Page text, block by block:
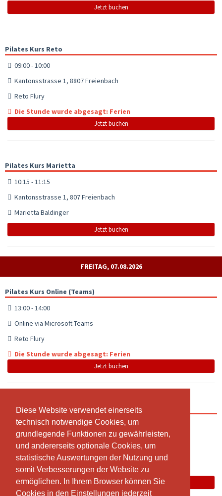
Diese Website verwendet einerseits
technisch notwendige Cookies, um
grundlegende Funktionen zu gewährleisten,
und andererseits optionale Cookies, um
statistische Auswertungen der Nutzung und
somit Verbesserungen der Website zu
ermöglichen. In Ihrem Browser können Sie
Cookies in den Einstellungen jederzeit
Diese Website verwendet einerseits
technisch notwendige Cookies, um
grundlegende Funktionen zu gewährleisten,
und andererseits optionale Cookies, um
statistische Auswertungen der Nutzung und
somit Verbesserungen der Website zu
ermöglichen. In Ihrem Browser können Sie
Cookies in den Einstellungen jederzeit
Jetzt buchen
Pilates Kurs Reto
09:00 - 10:00
Kantonsstrasse 1, 8807 Freienbach
Reto Flury
Die Stunde wurde abgesagt: Ferien
Jetzt buchen
Pilates Kurs Marietta
10:15 - 11:15
Kantonsstrasse 1, 807 Freienbach
Marietta Baldinger
Jetzt buchen
FREITAG, 07.08.2026
Pilates Kurs Online (Teams)
13:00 - 14:00
Online via Microsoft Teams
Reto Flury
Die Stunde wurde abgesagt: Ferien
Jetzt buchen
Pilates Kurs Reto
13:00 - 14:00
Kantonsstrasse 1, 8807 Freienbach, EG
Reto Flury
Die Stunde wurde abgesagt: Ferien
Jetzt buchen